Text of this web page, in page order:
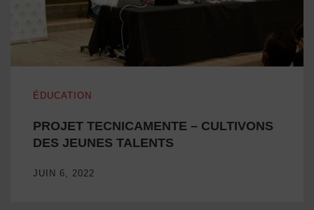
ÉDUCATION
PROJET TECNICAMENTE – CULTIVONS
DES JEUNES TALENTS
JUIN 6, 2022